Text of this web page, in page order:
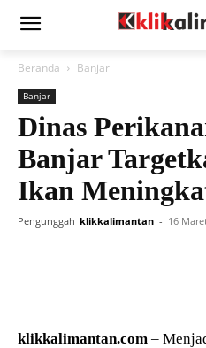
Beranda Banjar
Banjar
Dinas
Banjar
Ikan
Pengunggah klikkalimantan - 16
klikkalimantan.com –